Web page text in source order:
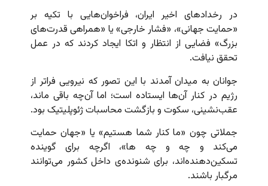
در رخدادهای اخیر ایران، فراخوان‌هایی با تکیه بر
«حمایت جهانی»، «فشار خارجی» یا «همراهی قدرت‌های
بزرگ» فضایی از انتظار و اتکا ایجاد کردند که در عمل
تحقق نیافت.
جوانان به میدان آمدند با این تصور که نیرویی فراتر از
رژیم در کنار آن‌ها ایستاده است؛ اما آن‌چه باقی ماند،
عقب‌نشینی، سکوت و بازگشت محاسبات ژئوپلیتیک بود.
جملاتی چون «ما کنار شما هستیم» یا «جهان حمایت
می‌کند و چه و چه ها»، اگرچه برای گوینده
تسکین‌دهنده‌اند، برای شنونده‌ی داخل کشور می‌توانند
مرگبار باشند.